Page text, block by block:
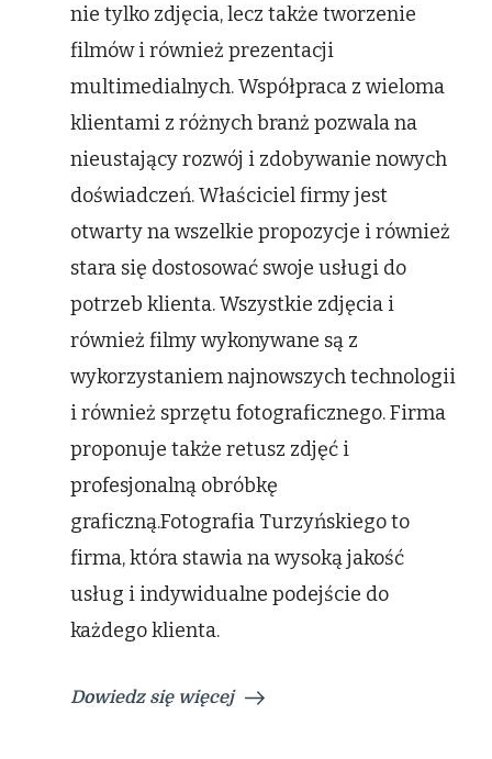
nie tylko zdjęcia, lecz także tworzenie
filmów i również prezentacji
multimedialnych. Współpraca z wieloma
klientami z różnych branż pozwala na
nieustający rozwój i zdobywanie nowych
doświadczeń. Właściciel firmy jest
otwarty na wszelkie propozycje i również
stara się dostosować swoje usługi do
potrzeb klienta. Wszystkie zdjęcia i
również filmy wykonywane są z
wykorzystaniem najnowszych technologii
i również sprzętu fotograficznego. Firma
proponuje także retusz zdjęć i
profesjonalną obróbkę
graficzną.Fotografia Turzyńskiego to
firma, która stawia na wysoką jakość
usług i indywidualne podejście do
każdego klienta.
Dowiedz się więcej